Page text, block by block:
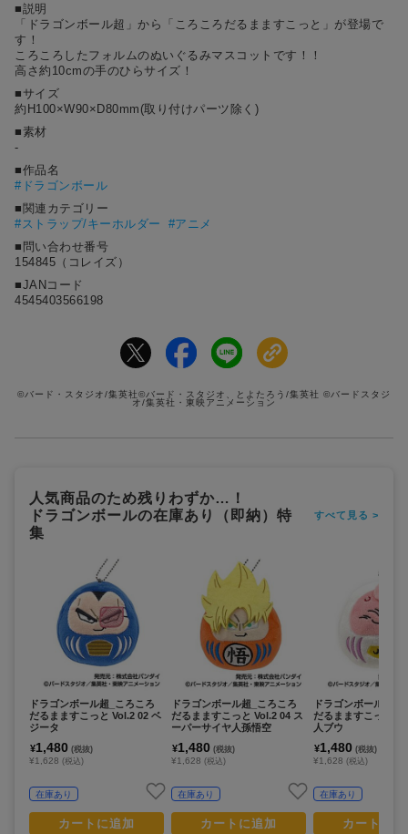
2位
3位
■説明
「ドラゴンボール超」から「ころころだるまますこっと」が登場で
す！
ころころしたフォルムのぬいぐるみマスコットです！！
高さ約10cmの手のひらサイズ！
■サイズ
約H100×W90×D80mm(取り付けパーツ除く)
■素材
-
■作品名
# ドラゴンボール
■関連カテゴリー
#ストラップ/キーホルダー
#アニメ
■問い合わせ番号
154845（コレイズ）
■JANコード
4545403566198
©バード・スタジオ/集英社©バード・スタジオ、とよたろう/集英社 ©バードスタジ
オ/集英社・東映アニメーション
人気商品のため残りわずか…！
ドラゴンボールの在庫あり（即納）特
集
すべて見る >
ドラゴンボール超_ころころ
だるまますこっと Vol.2 02 ベ
ジータ
¥1,480 (税抜)
¥1,628 (税込)
在庫あり
カートに追加
ドラゴンボール超_ころころ
だるまますこっと Vol.2 04 ス
ーパーサイヤ人孫悟空
¥1,480 (税抜)
¥1,628 (税込)
在庫あり
カートに追加
ドラゴンボール超_
だるまますこっと
人ブウ
¥1,480 (税抜)
¥1,628 (税込)
在庫あり
カートに